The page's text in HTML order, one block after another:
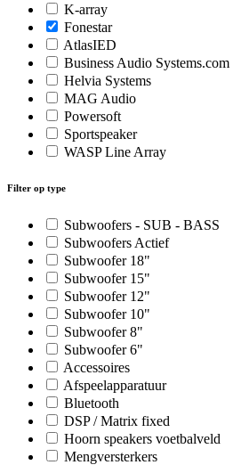
K-array
Fonestar
AtlasIED
Business Audio Systems.com
Helvia Systems
MAG Audio
Powersoft
Sportspeaker
WASP Line Array
Filter op type
Subwoofers - SUB - BASS
Subwoofers Actief
Subwoofer 18"
Subwoofer 15"
Subwoofer 12"
Subwoofer 10"
Subwoofer 8"
Subwoofer 6"
Accessoires
Afspeelapparatuur
Bluetooth
DSP / Matrix fixed
Hoorn speakers voetbalveld
Mengversterkers